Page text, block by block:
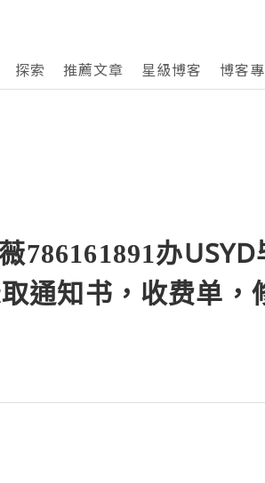
探索 推薦文章 星級博客 博客
786161891办
通知书，收费单，